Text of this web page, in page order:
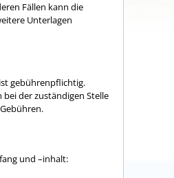
Fällen kann die
Unterlagen
gebührenpflichtig.
bei der zuständigen Stelle
und –inhalt: